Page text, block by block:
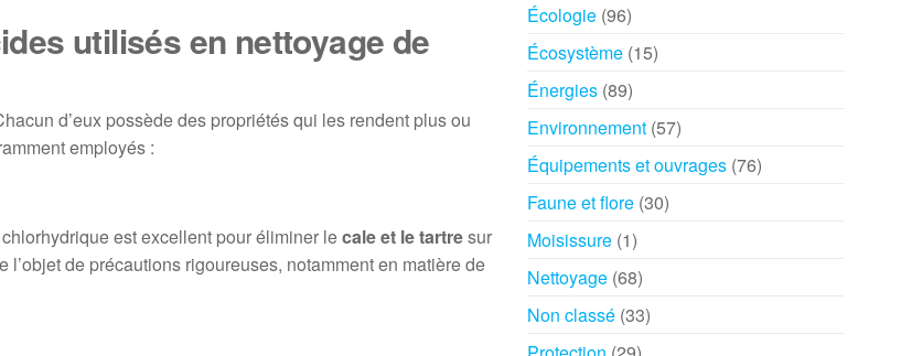
utilisés en nettoyage de
d’eux possède des propriétés qui les rendent plus ou
employés :
est excellent pour éliminer lecale et le tartresur
de précautions rigoureuses, notamment en matière de
Écologie(96)
Écosystème(15)
Énergies(89)
Environnement(57)
Équipements et ouvrages(76)
Faune et flore(30)
Moisissure(1)
Nettoyage(68)
Non classé(33)